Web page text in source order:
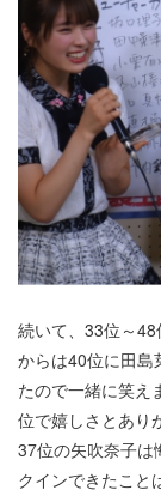
続いて、33位～48
からは40位に田島
たので一緒に笑え
位で嬉しさとあり
37位の矢吹奈子
クインできたこと